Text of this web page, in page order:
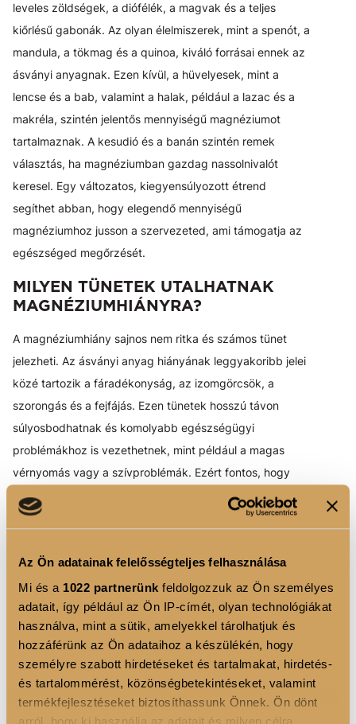
Az Ön adatainak felelősségteljes felhasználása
Mi és a 1022 partnerünk feldolgozzuk az Ön személyes
adatait, így például az Ön IP-címét, olyan technológiákat
használva, mint a sütik, amelyekkel tárolhatjuk és
hozzáférünk az Ön adataihoz a készülékén, hogy
személyre szabott hirdetéseket és tartalmakat, hirdetés-
és tartalommérést, közönségbetekintéseket, valamint
termékfejlesztéseket biztosíthassunk Önnek. Ön dönt
arról, hogy ki használja az adatait és milyen célra.
leveles zöldségek, a diófélék, a magvak és a teljes
kiőrlésű gabonák. Az olyan élelmiszerek, mint a spenót, a
mandula, a tökmag és a quinoa, kiváló forrásai ennek az
ásványi anyagnak. Ezen kívül, a hüvelyesek, mint a
lencse és a bab, valamint a halak, például a lazac és a
makréla, szintén jelentős mennyiségű magnéziumot
tartalmaznak. A kesudió és a banán szintén remek
választás, ha magnéziumban gazdag nassolnivalót
keresel. Egy változatos, kiegyensúlyozott étrend
segíthet abban, hogy elegendő mennyiségű
magnéziumhoz jusson a szervezeted, ami támogatja az
egészséged megőrzését.
MILYEN TÜNETEK UTALHATNAK
MAGNÉZIUMHIÁNYRA?
A magnéziumhiány sajnos nem ritka és számos tünet
jelezheti. Az ásványi anyag hiányának leggyakoribb jelei
közé tartozik a fáradékonyság, az izomgörcsök, a
szorongás és a fejfájás. Ezen tünetek hosszú távon
súlyosbodhatnak és komolyabb egészségügyi
problémákhoz is vezethetnek, mint például a magas
vérnyomás vagy a szívproblémák. Ezért fontos, hogy
időben felismerd a magnéziumhiány jeleit és megfelelően
pótold az ásványi anyagot.
MAGNÉZIUM-KIEGÉSZÍTŐK:
SZÜKSÉG VAN RÁJUK?
Bár a legtöbb ember számára elegendő lehet a
magnéziumot étrendi forrásokból biztosítani, bizonyos
esetekben érdemes lehetmagnézium-kiegészítőtis
szedni. Az ásványi anyag pótlása különösen fontos lehet
azoknak, akik stresszes életmódot élnek, sok fizikai
aktivitást végeznek, vagy speciális étrendet követnek.